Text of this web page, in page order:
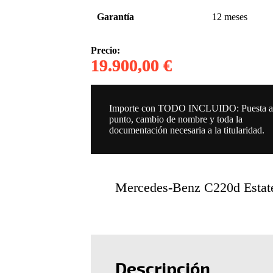
Garantía 12 meses
Precio:
19.900,00 €
Importe con TODO INCLUIDO: Puesta a
punto, cambio de nombre y toda la
documentación necesaria a la titularidad.
Mercedes-Benz C220d
Descripción